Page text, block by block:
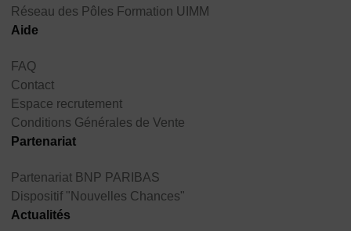
Réseau des Pôles Formation UIMM
Aide
FAQ
Contact
Espace recrutement
Conditions Générales de Vente
Partenariat
Partenariat BNP PARIBAS
Dispositif "Nouvelles Chances"
Actualités